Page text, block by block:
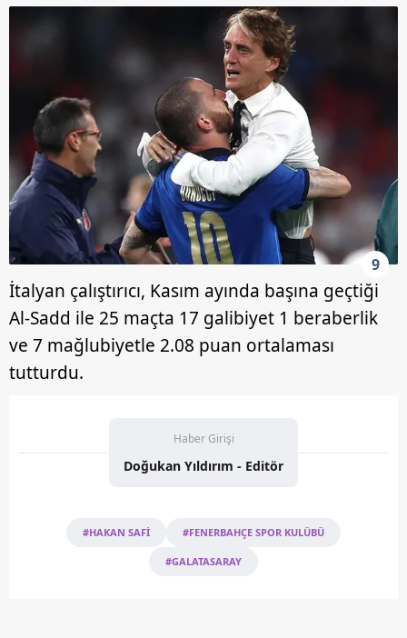
9
İtalyan çalıştırıcı, Kasım ayında başına geçtiği
Al-Sadd ile 25 maçta 17 galibiyet 1 beraberlik
ve 7 mağlubiyetle 2.08 puan ortalaması
tutturdu.
Haber Girişi
Doğukan Yıldırım - Editör
#HAKAN SAFİ #FENERBAHÇE SPOR KULÜBÜ
#GALATASARAY